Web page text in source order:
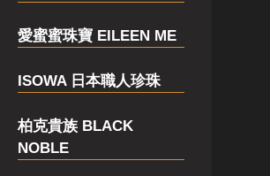
愛蜜蜜珠寶 EILEEN ME
ISOWA 日本職人珍珠
柏克貴族 BLACK
NOBLE